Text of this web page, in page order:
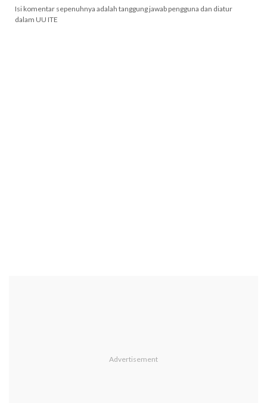
Isi komentar sepenuhnya adalah tanggung jawab pengguna dan diatur
dalam UU ITE